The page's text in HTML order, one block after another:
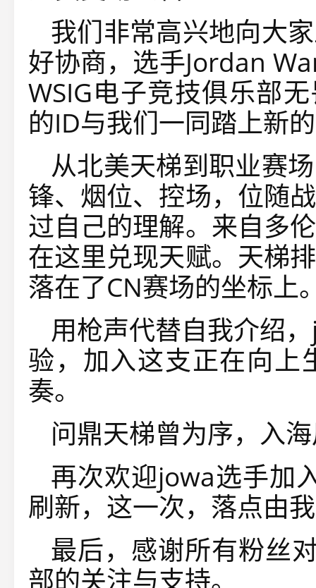
我们非常高兴地向大
好协商，选手Jordan
WSIG电子竞技俱乐部
的ID与我们一同踏上新
从北美天梯到职业赛
锋、烟位、控场，位随
过自己的理解。来自多
在这里兑现天赋。天梯
落在了CN赛场的坐标上
用枪声代替自我介绍
验，加入这支正在向上
奏。
问鼎天梯曾为序，入
再次欢迎jowa选手加
刷新，这一次，落点由
最后，感谢所有粉丝
部的关注与支持。